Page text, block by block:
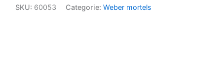
SKU: 60053 Categorie: Weber mortels